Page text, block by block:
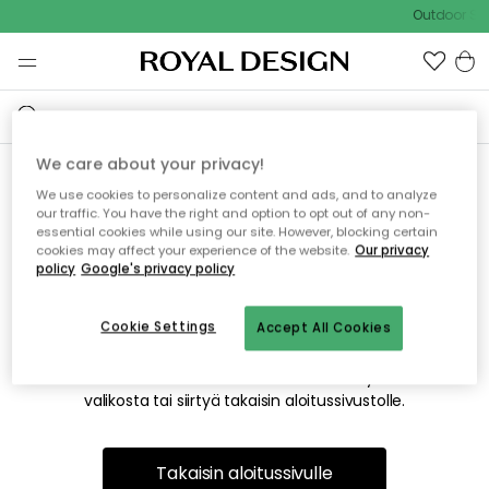
Outdoor
Emme valitettavasti löydä
etsimääsi sivua
Tämä voi johtua siitä, että sivua ei enää ole tai siitä, että se
on siirretty muualle. Pahoittelemme tästä mahdollisesti
valikosta tai siirtyä takaisin aloitussivustolle.
Takaisin aloitussivulle
We care about your privacy!
We use cookies to personalize content and ads, and to analyze
our traffic. You have the right and option to opt out of any non-
essential cookies while using our site. However, blocking certain
cookies may affect your experience of the website. Our privacy
policy Google's privacy policy
Accept All Cookies
Cookie Settings